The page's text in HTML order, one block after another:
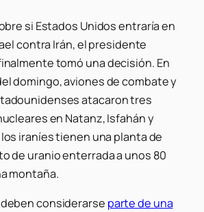
si Estados Unidos entraría en
contra Irán, el presidente
tomó una decisión. En
domingo, aviones de combate y
atacaron tres
en Natanz, Isfahán y
iraníes tienen una planta de
de uranio enterrada a unos 80
montaña.
considerarse parte de una